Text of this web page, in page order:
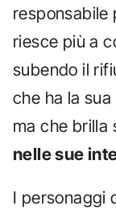
responsabile
riesce più a
subendo il
che ha la
ma che brilla
nelle sue
I personaggi